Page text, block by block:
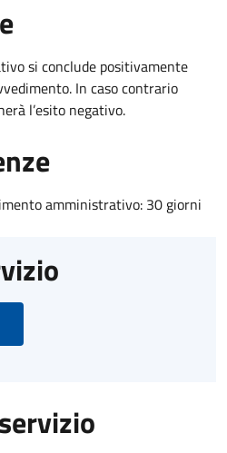
si conclude positivamente
In caso contrario
l’esito negativo.
amministrativo: 30 giorni